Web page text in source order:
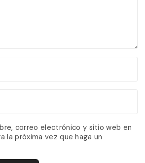
correo electrónico y sitio web en
la próxima vez que haga un